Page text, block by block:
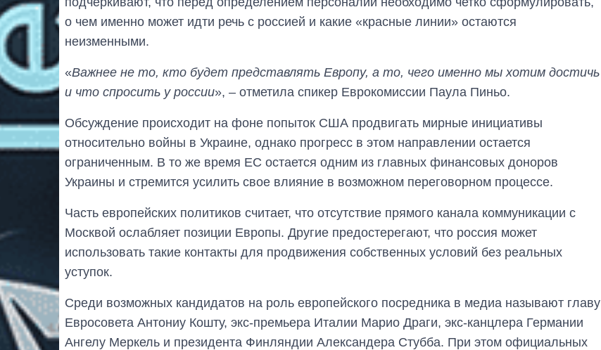
о чем именно может идти речь с россией и какие «красные линии» остаются
неизменными.
«Важнее не то, кто будет представлять Европу, а то, чего именно мы хотим достичь
и что спросить у россии», – отметила спикер Еврокомиссии Паула Пиньо.
Обсуждение происходит на фоне попыток США продвигать мирные инициативы
относительно войны в Украине, однако прогресс в этом направлении остается
ограниченным. В то же время ЕС остается одним из главных финансовых доноров
Украины и стремится усилить свое влияние в возможном переговорном процессе.
Часть европейских политиков считает, что отсутствие прямого канала коммуникации с
Москвой ослабляет позиции Европы. Другие предостерегают, что россия может
использовать такие контакты для продвижения собственных условий без реальных
уступок.
Среди возможных кандидатов на роль европейского посредника в медиа называют главу
Евросовета Антониу Кошту, экс-премьера Италии Марио Драги, экс-канцлера Германии
Ангелу Меркель и президента Финляндии Александера Стубба. При этом официальных